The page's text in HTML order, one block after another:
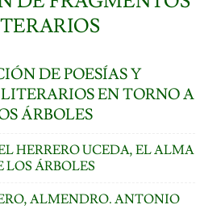
DE POESÍAS Y
EN TORNO A
ÁRBOLES
HERRERO UCEDA, EL ALMA
LOS ÁRBOLES
ALMENDRO. ANTONIO